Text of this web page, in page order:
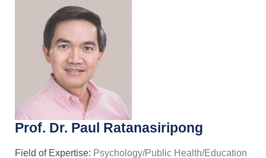
Prof. Dr. Paul Ratanasiripong
Field of Expertise: Psychology/Public Health/Education